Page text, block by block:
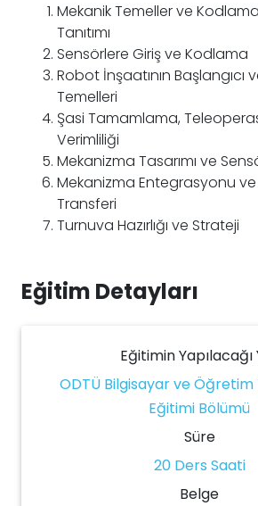
Mekanik Temeller ve
Tanıtımı
Sensörlere Giriş ve Kodlama
Robot İnşaatının Başlangıcı
Temelleri
Şasi Tamamlama,
Verimliliği
Mekanizma Tasarımı ve
Mekanizma Entegrasyonu
Transferi
Turnuva Hazırlığı ve Strateji
Eğitim Detayları
Eğitimin Yapılacağı
ODTÜ Bilgisayar ve
Eğitimi Bölümü
Süre
20 Ders Saati
Belge